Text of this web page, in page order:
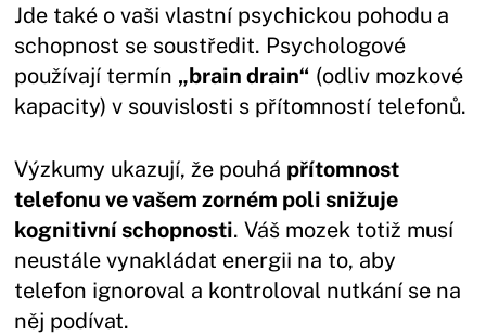
Jde také o vaši vlastní psychickou pohodu a
schopnost se soustředit. Psychologové
používají termín „brain drain“ (odliv mozkové
kapacity) v souvislosti s přítomností telefonů.
Výzkumy ukazují, že pouhá přítomnost
telefonu ve vašem zorném poli snižuje
kognitivní schopnosti. Váš mozek totiž musí
neustále vynakládat energii na to, aby
telefon ignoroval a kontroloval nutkání se na
něj podívat.